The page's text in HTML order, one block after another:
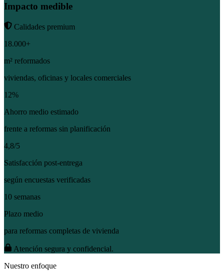
Impacto medible
Calidades premium
18.000+
m² reformados
viviendas, oficinas y locales comerciales
12%
Ahorro medio estimado
frente a reformas sin planificación
4,8/5
Satisfacción post-entrega
según encuestas verificadas
10 semanas
Plazo medio
para reformas completas de vivienda
Atención segura y confidencial.
Nuestro enfoque